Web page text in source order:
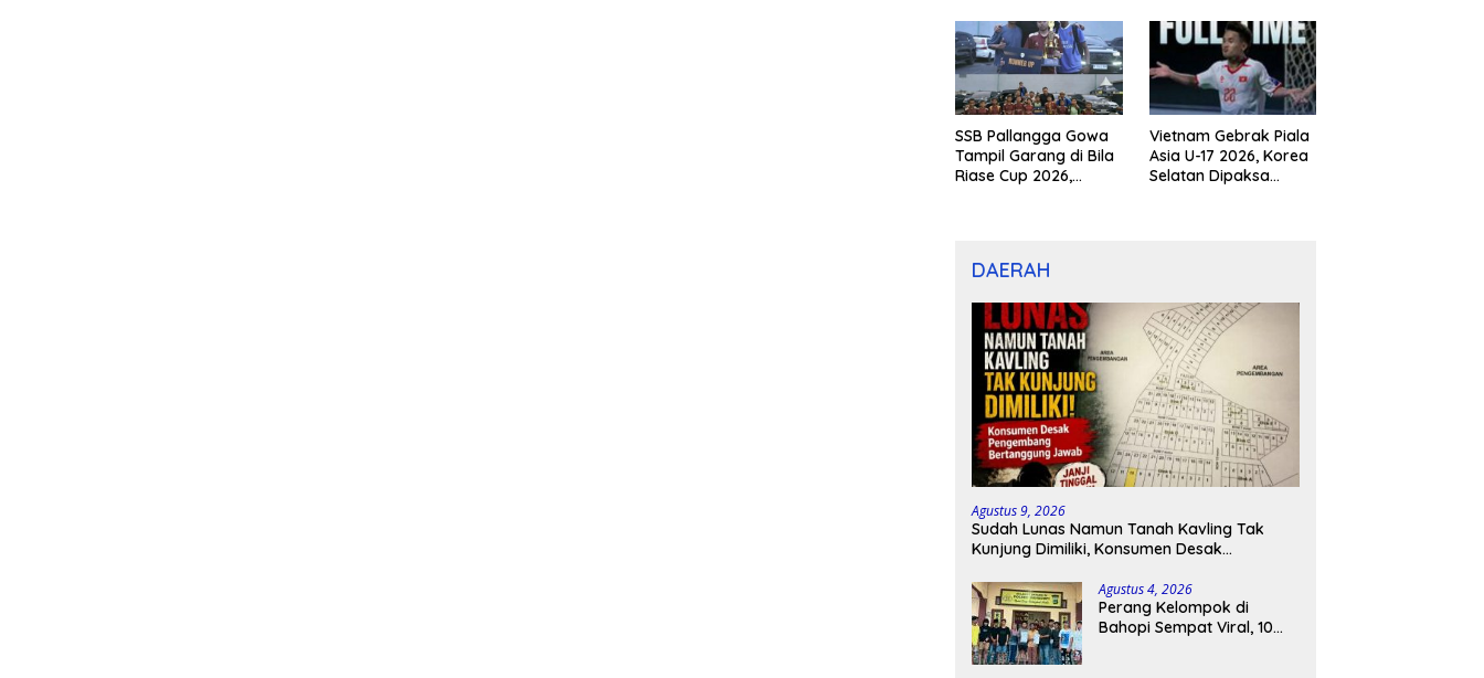
Kaltim 2026
Meriah
SSB Pallangga Gowa
Tampil Garang di Bila
Riase Cup 2026,
Vietnam Gebrak Piala
Asia U-17 2026, Korea
Selatan Dipaksa
DAERAH
Agustus 9, 2026
Sudah Lunas Namun Tanah Kavling Tak
Kunjung Dimiliki, Konsumen Desak
Agustus 4, 2026
Perang Kelompok di
Bahopi Sempat Viral, 10